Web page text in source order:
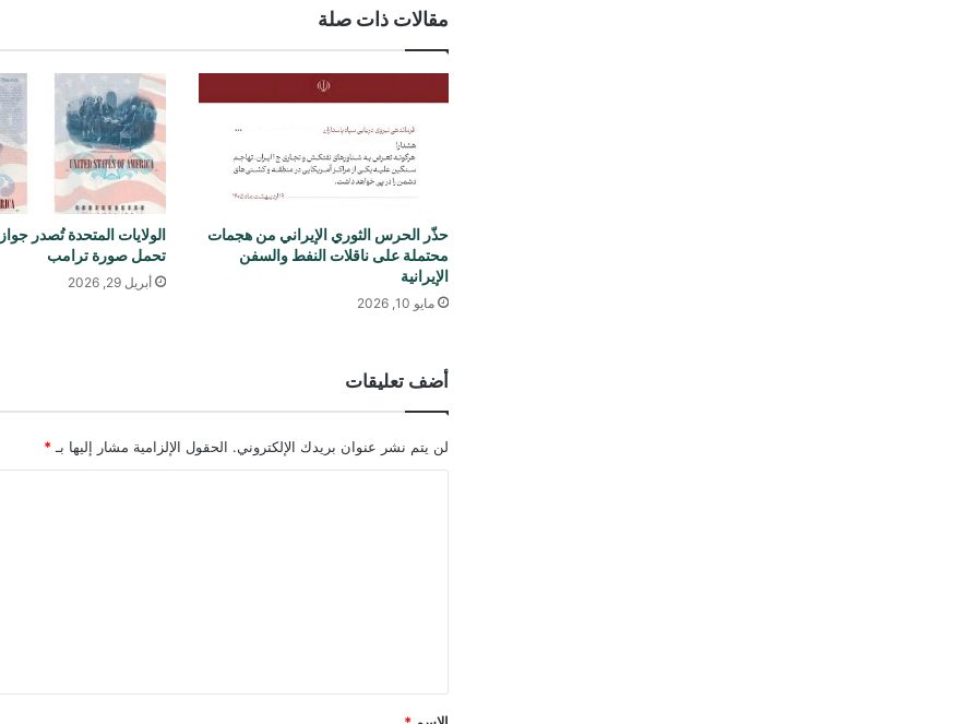
مقالات ذات صلة
حذّر الحرس الثوري الإيراني من هجمات
محتملة على ناقلات النفط والسفن
الإيرانية
مايو 10, 2026
الولايات المتحدة تُصدر
تحمل صورة ترامب
أبريل 29, 2026
أضف تعليقات
لن يتم نشر عنوان بريدك الإلكتروني. الحقول الإلزامية مشار إليها بـ *
*